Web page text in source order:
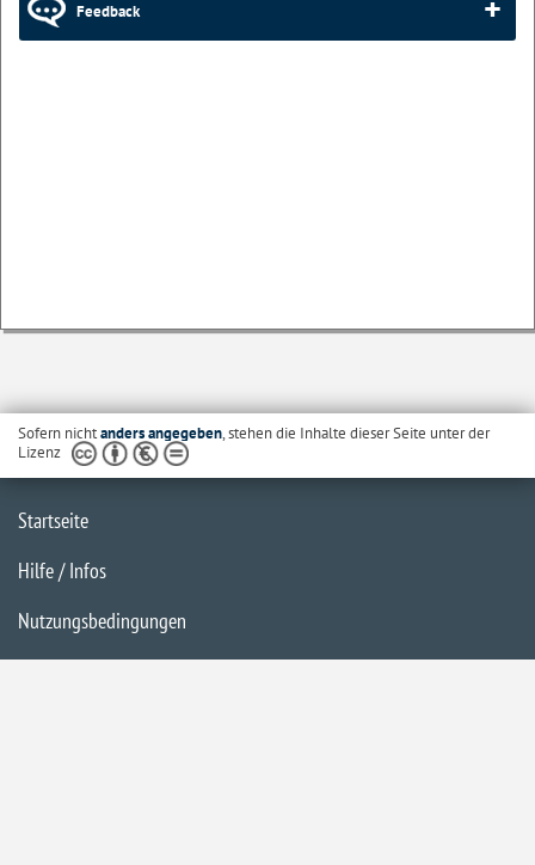
Feedback
Sofern nichtanders angegeben, stehen die Inhalte dieser Seite unter der
Lizenz
Startseite
Hilfe / Infos
Nutzungsbedingungen